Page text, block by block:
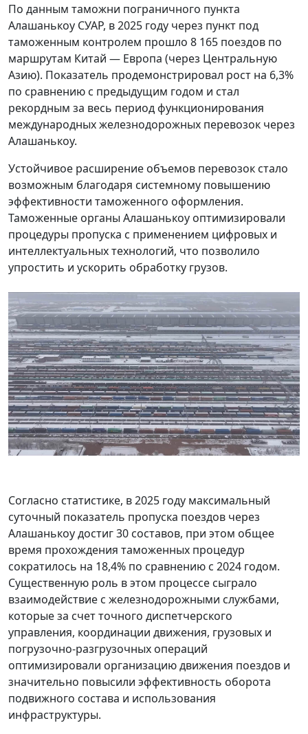
По данным таможни пограничного пункта
Алашанькоу СУАР, в 2025 году через пункт под
таможенным контролем прошло 8 165 поездов по
маршрутам Китай — Европа (через Центральную
Азию). Показатель продемонстрировал рост на 6,3%
по сравнению с предыдущим годом и стал
рекордным за весь период функционирования
международных железнодорожных перевозок через
Алашанькоу.
Устойчивое расширение объемов перевозок стало
возможным благодаря системному повышению
эффективности таможенного оформления.
Таможенные органы Алашанькоу оптимизировали
процедуры пропуска с применением цифровых и
интеллектуальных технологий, что позволило
упростить и ускорить обработку грузов.
Согласно статистике, в 2025 году максимальный
суточный показатель пропуска поездов через
Алашанькоу достиг 30 составов, при этом общее
время прохождения таможенных процедур
сократилось на 18,4% по сравнению с 2024 годом.
Существенную роль в этом процессе сыграло
взаимодействие с железнодорожными службами,
которые за счет точного диспетчерского
управления, координации движения, грузовых и
погрузочно-разгрузочных операций
оптимизировали организацию движения поездов и
значительно повысили эффективность оборота
подвижного состава и использования
инфраструктуры.